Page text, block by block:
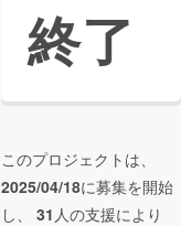
終了
このプロジェクトは、
2025/04/18に募集を開始
し、 31 人の支援により